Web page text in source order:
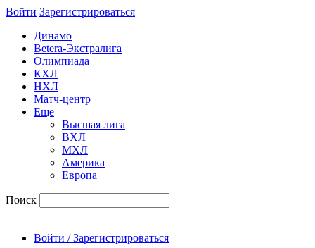
Войти Зарегиcтрироваться
Динамо
Betera-Экстралига
Олимпиада
КХЛ
НХЛ
Матч-центр
Еще
Высшая лига
ВХЛ
МХЛ
Америка
Европа
Поиск
Войти / Зарегистрироваться